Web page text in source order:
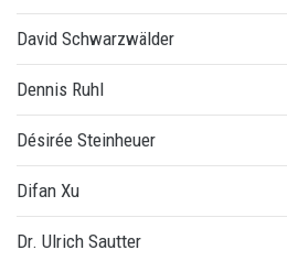
David Schwarzwälder
Dennis Ruhl
Désirée Steinheuer
Difan Xu
Dr. Ulrich Sautter